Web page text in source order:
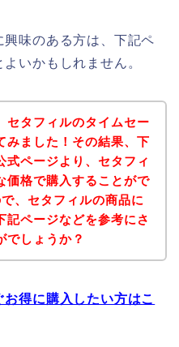
味のある方は、下記ペ
いかもしれません。
セタフィルのタイムセー
みました！その結果、下
式ページより、セタフィ
価格で購入することがで
、セタフィルの商品に
記ページなどを参考にさ
でしょうか？
得に購入したい方はこ